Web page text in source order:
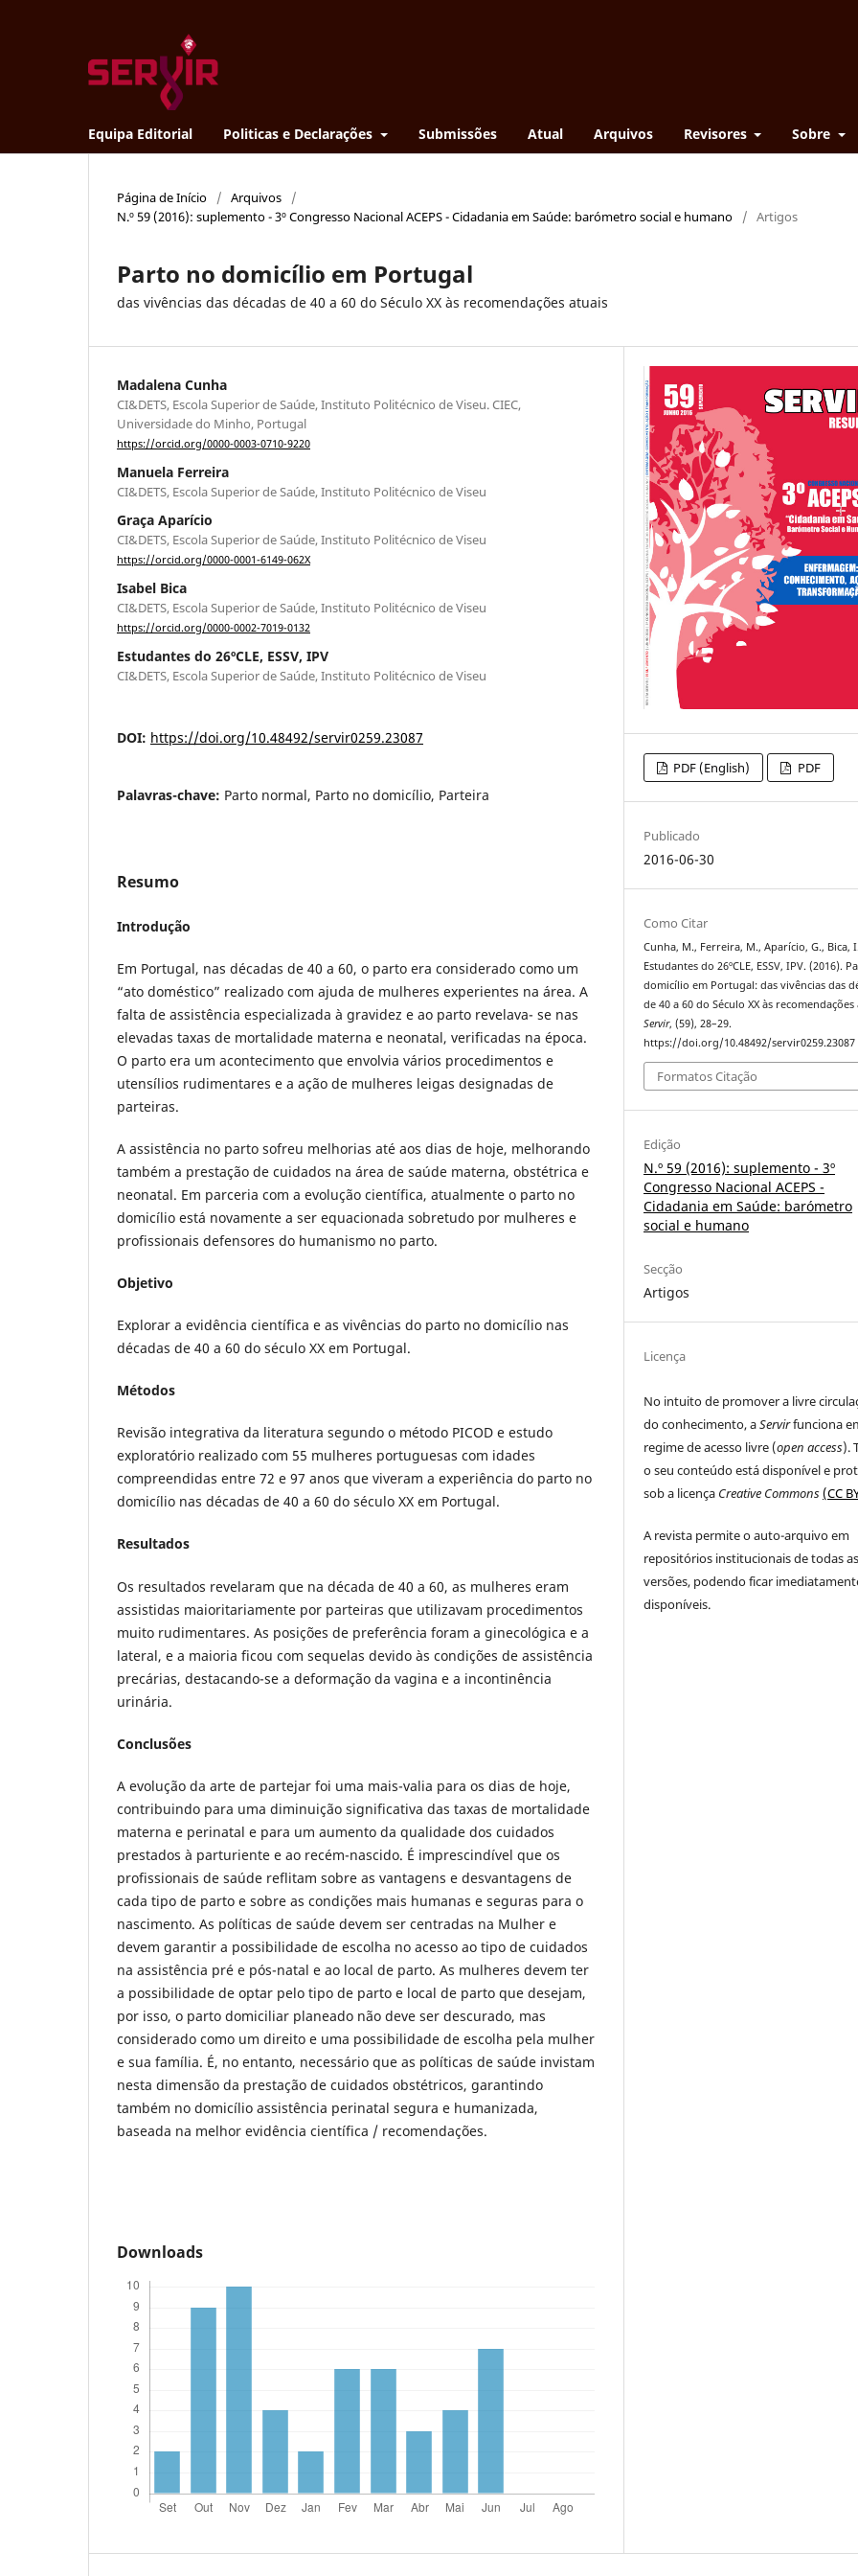
Equipa Editorial Politicas e Declarações Submissões Atual Arquivos Revisores Sobre
Página de Início / Arquivos
/
N.º 59 (2016): suplemento - 3º Congresso Nacional ACEPS - Cidadania em Saúde: barómetro social e humano
/ Artigos
Parto no domicílio em Portugal
das vivências das décadas de 40 a 60 do Século XX às recomendações atuais
Madalena Cunha
CI&DETS, Escola Superior de Saúde, Instituto Politécnico de Viseu. CIEC,
Universidade do Minho, Portugal
https://orcid.org/0000-0003-0710-9220
Manuela Ferreira
CI&DETS, Escola Superior de Saúde, Instituto Politécnico de Viseu
Graça Aparício
CI&DETS, Escola Superior de Saúde, Instituto Politécnico de Viseu
https://orcid.org/0000-0001-6149-062X
Isabel Bica
CI&DETS, Escola Superior de Saúde, Instituto Politécnico de Viseu
https://orcid.org/0000-0002-7019-0132
Estudantes do 26ºCLE, ESSV, IPV
CI&DETS, Escola Superior de Saúde, Instituto Politécnico de Viseu
DOI: https://doi.org/10.48492/servir0259.23087
Palavras-chave: Parto normal, Parto no domicílio, Parteira
Resumo
Introdução
Em Portugal, nas décadas de 40 a 60, o parto era considerado como um
“ato doméstico” realizado com ajuda de mulheres experientes na área. A
falta de assistência especializada à gravidez e ao parto revelava- se nas
elevadas taxas de mortalidade materna e neonatal, verificadas na época.
O parto era um acontecimento que envolvia vários procedimentos e
utensílios rudimentares e a ação de mulheres leigas designadas de
parteiras.
A assistência no parto sofreu melhorias até aos dias de hoje, melhorando
também a prestação de cuidados na área de saúde materna, obstétrica e
neonatal. Em parceria com a evolução científica, atualmente o parto no
domicílio está novamente a ser equacionada sobretudo por mulheres e
profissionais defensores do humanismo no parto.
Objetivo
Explorar a evidência científica e as vivências do parto no domicílio nas
décadas de 40 a 60 do século XX em Portugal.
Métodos
Revisão integrativa da literatura segundo o método PICOD e estudo
exploratório realizado com 55 mulheres portuguesas com idades
compreendidas entre 72 e 97 anos que viveram a experiência do parto no
domicílio nas décadas de 40 a 60 do século XX em Portugal.
Resultados
Os resultados revelaram que na década de 40 a 60, as mulheres eram
assistidas maioritariamente por parteiras que utilizavam procedimentos
muito rudimentares. As posições de preferência foram a ginecológica e a
lateral, e a maioria ficou com sequelas devido às condições de assistência
precárias, destacando-se a deformação da vagina e a incontinência
urinária.
Conclusões
A evolução da arte de partejar foi uma mais-valia para os dias de hoje,
contribuindo para uma diminuição significativa das taxas de mortalidade
materna e perinatal e para um aumento da qualidade dos cuidados
prestados à parturiente e ao recém-nascido. É imprescindível que os
profissionais de saúde reflitam sobre as vantagens e desvantagens de
cada tipo de parto e sobre as condições mais humanas e seguras para o
nascimento. As políticas de saúde devem ser centradas na Mulher e
devem garantir a possibilidade de escolha no acesso ao tipo de cuidados
na assistência pré e pós-natal e ao local de parto. As mulheres devem ter
a possibilidade de optar pelo tipo de parto e local de parto que desejam,
por isso, o parto domiciliar planeado não deve ser descurado, mas
considerado como um direito e uma possibilidade de escolha pela mulher
e sua família. É, no entanto, necessário que as políticas de saúde invistam
nesta dimensão da prestação de cuidados obstétricos, garantindo
também no domicílio assistência perinatal segura e humanizada,
baseada na melhor evidência científica / recomendações.
Downloads
PDF (English) PDF
Publicado
2016-06-30
Como Citar
Cunha, M., Ferreira, M., Aparício, G., Bica,
Estudantes do 26ºCLE, ESSV, IPV. (2016).
domicílio em Portugal: das vivências das
de 40 a 60 do Século XX às recomendações
Servir, (59), 28–29.
https://doi.org/10.48492/servir0259.23087
Formatos Citação
Edição
N.º 59 (2016): suplemento - 3º
Congresso Nacional ACEPS -
Cidadania em Saúde: barómetro
social e humano
Secção
Artigos
Licença
No intuito de promover a livre
do conhecimento, aServirfunciona
regime de acesso livre (open access).
o seu conteúdo está disponível e
sob a licença Creative Commons(CC
A revista permite o auto-arquivo em
repositórios institucionais de todas as
versões, podendo ficar
disponíveis.